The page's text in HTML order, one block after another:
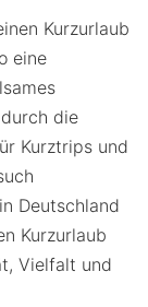
Kurzurlaub
eine
die
Kurztrips und
Deutschland
Kurzurlaub
Vielfalt und